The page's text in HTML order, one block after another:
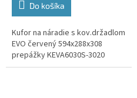
Do košíka
Kufor na náradie s kov.držadlom
EVO červený 594x288x308
prepážky KEVA6030S-3020